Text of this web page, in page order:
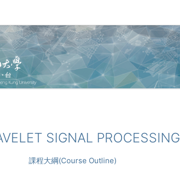
SIGNAL PROCESSING
課程大綱(Course Outline)